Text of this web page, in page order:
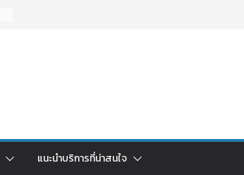
แนะนำบริการที่น่าสนใจ